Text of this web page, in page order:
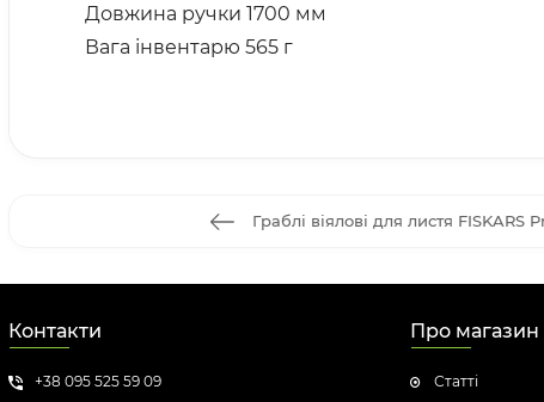
Довжина ручки 1700 мм
Вага інвентарю 565 г
Граблі віялові для листя FISKARS
Контакти
+38 095 525 59 09
Про магазин
Статті